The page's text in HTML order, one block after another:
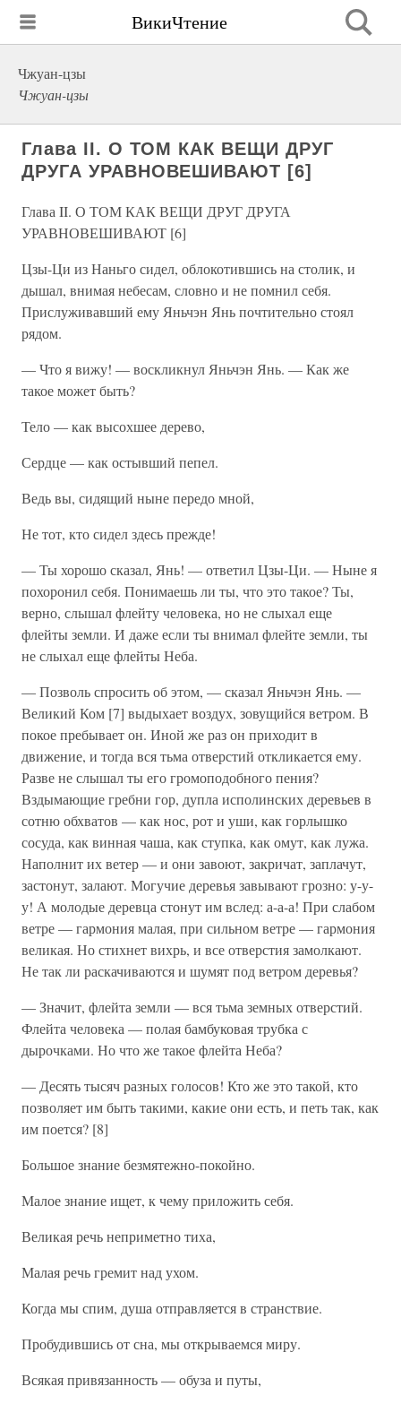
ВикиЧтение
Чжуан-цзы
Чжуан-цзы
Глава II. О ТОМ КАК ВЕЩИ ДРУГ
ДРУГА УРАВНОВЕШИВАЮТ [6]
Глава II. О ТОМ КАК ВЕЩИ ДРУГ ДРУГА
УРАВНОВЕШИВАЮТ [6]
Цзы-Ци из Наньго сидел, облокотившись на столик, и
дышал, внимая небесам, словно и не помнил себя.
Прислуживавший ему Яньчэн Янь почтительно стоял
рядом.
— Что я вижу! — воскликнул Яньчэн Янь. — Как же
такое может быть?
Тело — как высохшее дерево,
Сердце — как остывший пепел.
Ведь вы, сидящий ныне передо мной,
Не тот, кто сидел здесь прежде!
— Ты хорошо сказал, Янь! — ответил Цзы-Ци. — Ныне я
похоронил себя. Понимаешь ли ты, что это такое? Ты,
верно, слышал флейту человека, но не слыхал еще
флейты земли. И даже если ты внимал флейте земли, ты
не слыхал еще флейты Неба.
— Позволь спросить об этом, — сказал Яньчэн Янь. —
Великий Ком [7] выдыхает воздух, зовущийся ветром. В
покое пребывает он. Иной же раз он приходит в
движение, и тогда вся тьма отверстий откликается ему.
Разве не слышал ты его громоподобного пения?
Вздымающие гребни гор, дупла исполинских деревьев в
сотню обхватов — как нос, рот и уши, как горлышко
сосуда, как винная чаша, как ступка, как омут, как лужа.
Наполнит их ветер — и они завоют, закричат, заплачут,
застонут, залают. Могучие деревья завывают грозно: у-у-
у! А молодые деревца стонут им вслед: а-а-а! При слабом
ветре — гармония малая, при сильном ветре — гармония
великая. Но стихнет вихрь, и все отверстия замолкают.
Не так ли раскачиваются и шумят под ветром деревья?
— Значит, флейта земли — вся тьма земных отверстий.
Флейта человека — полая бамбуковая трубка с
дырочками. Но что же такое флейта Неба?
— Десять тысяч разных голосов! Кто же это такой, кто
позволяет им быть такими, какие они есть, и петь так, как
им поется? [8]
Большое знание безмятежно-покойно.
Малое знание ищет, к чему приложить себя.
Великая речь неприметно тиха,
Малая речь гремит над ухом.
Когда мы спим, душа отправляется в странствие.
Пробудившись от сна, мы открываемся миру.
Всякая привязанность — обуза и путы,